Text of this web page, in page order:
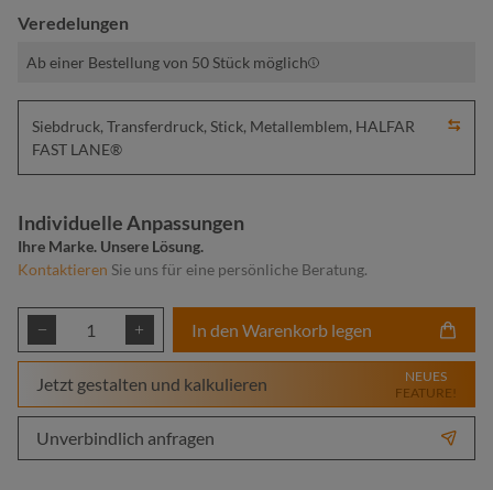
Veredelungen
Ab einer Bestellung von 50 Stück möglich
Siebdruck, Transferdruck, Stick, Metallemblem, HALFAR
FAST LANE®
Individuelle Anpassungen
Ihre Marke. Unsere Lösung.
Kontaktieren Sie uns für eine persönliche Beratung.
Produkt Anzahl: Gib den gewünschten
In den Warenkorb legen
Jetzt gestalten und kalkulieren
NEUES
FEATURE!
Unverbindlich anfragen